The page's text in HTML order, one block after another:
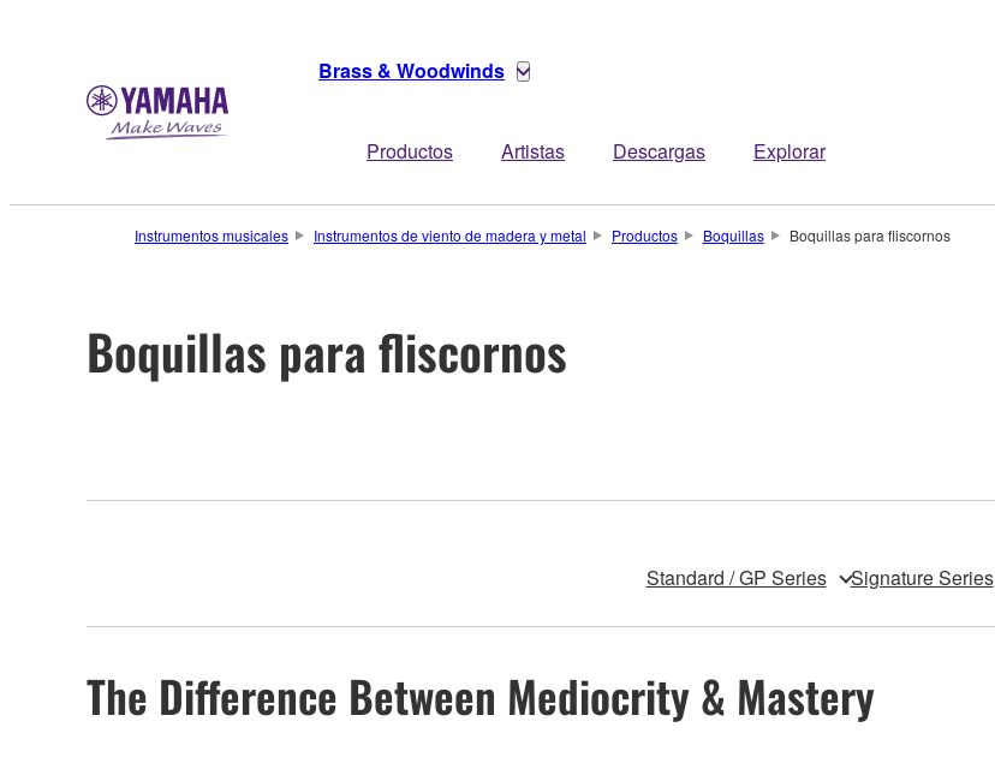
Brass & Woodwinds
Productos Artistas Descargas Explorar
Instrumentos musicales Instrumentos de viento de madera y metal Productos Boquillas Boquillas para fliscornos
Boquillas para fliscornos
Standard / GP Series Signature Series
The Difference Between Mediocrity & Mastery